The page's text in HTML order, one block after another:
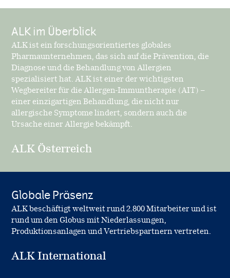
ALK im Überblick
ALK ist ein forschungsorientiertes globales
Pharmaunternehmen, das sich auf die Prävention, die
Diagnose und die Behandlung von Allergien
spezialisiert hat. ALK ist einer der wichtigsten
Wegbereiter für die Allergen-Immuntherapie (AIT) –
einer einzigartigen Behandlung, die nicht nur
allergische Symptome lindert, sondern auch die
Ursache einer Allergie bekämpft.
ALK Österreich
Globale Präsenz
ALK beschäftigt weltweit rund 2.800 Mitarbeiter und ist
rund um den Globus mit Niederlassungen,
Produktionsanlagen und Vertriebspartnern vertreten.
ALK International